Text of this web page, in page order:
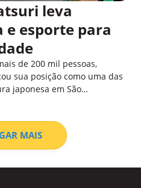
leva
esporte para
de 200 mil pessoas,
sua posição como uma das
japonesa em São…
MAIS